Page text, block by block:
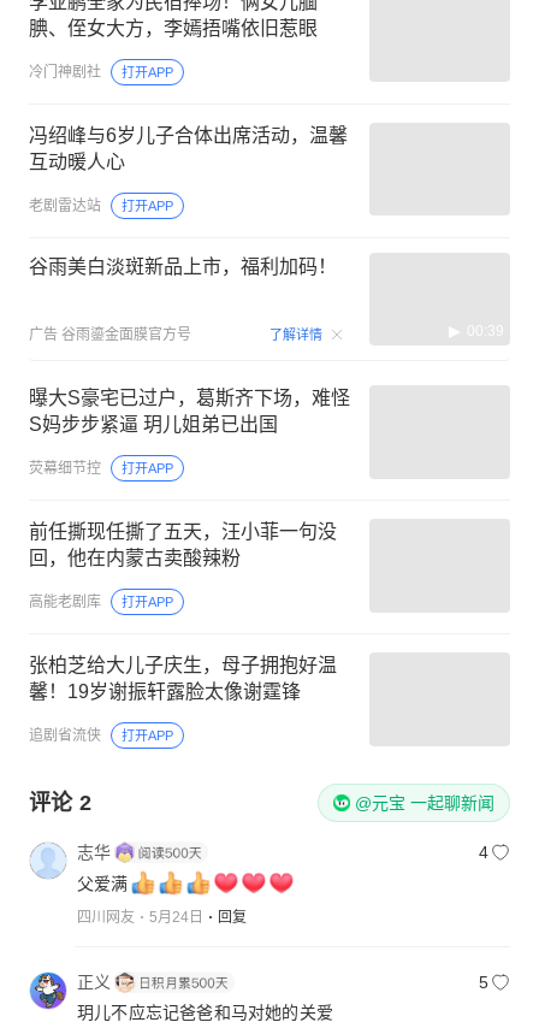
腆、侄女大方，李嫣捂嘴依旧惹眼
冷门神剧社 打开APP
冯绍峰与6岁儿子合体出席活动，温馨
互动暖人心
老剧雷达站 打开APP
谷雨美白淡斑新品上市，福利加码！
广告 谷雨鎏金面膜官方号 了解详情 00:39
曝大S豪宅已过户，葛斯齐下场，难怪
S妈步步紧逼 玥儿姐弟已出国
荧幕细节控 打开APP
前任撕现任撕了五天，汪小菲一句没
回，他在内蒙古卖酸辣粉
高能老剧库 打开APP
张柏芝给大儿子庆生，母子拥抱好温
馨！19岁谢振轩露脸太像谢霆锋
追剧省流侠 打开APP
评论 2 @元宝 一起聊新闻
志华
4
父爱满
四川网友 5月24日 回复
正义
5
玥儿不应忘记爸爸和马对她的关爱